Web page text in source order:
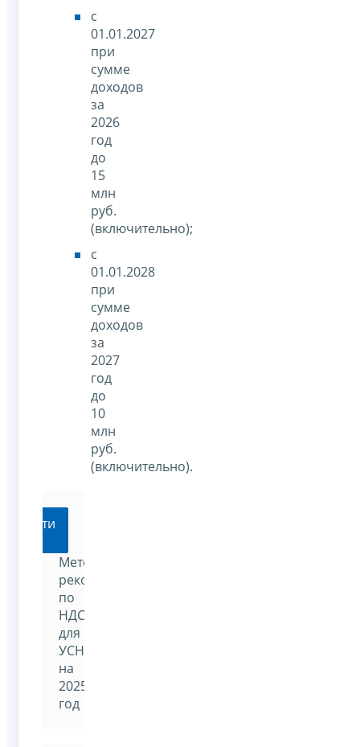
с
01.01.2027
при
сумме
доходов
за
2026
год
до
15
млн
руб.
(включительно);
с
01.01.2028
при
сумме
доходов
за
2027
год
до
10
млн
руб.
(включительно).
Перейти
Методические
рекомендации
по
НДС
для
УСН
на
2025
год